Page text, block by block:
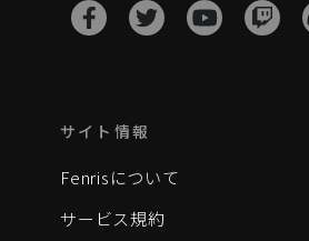
サイト情報
Fenrisについて
サービス規約